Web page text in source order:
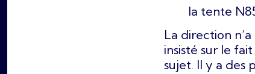
la tente
La direction
insisté sur le
sujet. Il y a des